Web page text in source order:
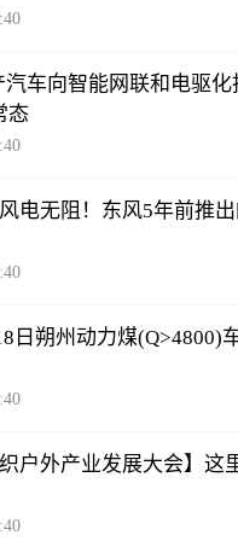
车向智能网联和电驱化
态
电无阻！东风5年前推出
日朔州动力煤(Q>4800)
织户外产业发展大会】这